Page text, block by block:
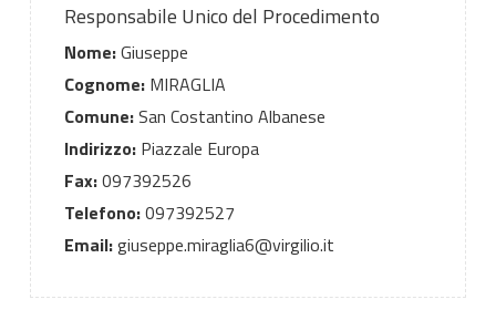
Responsabile Unico del Procedimento
Nome:Giuseppe
Cognome:MIRAGLIA
Comune:San Costantino Albanese
Indirizzo:Piazzale Europa
Fax:097392526
Telefono:097392527
Email:giuseppe.miraglia6@virgilio.it